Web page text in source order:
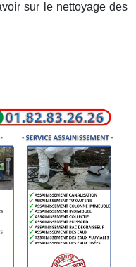
sur le nettoyage des